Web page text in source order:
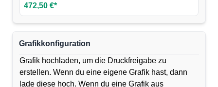
472,50 €*
Grafikkonfiguration
Grafik hochladen, um die Druckfreigabe zu
erstellen. Wenn du eine eigene Grafik hast, dann
lade diese hoch. Wenn du eine Grafik aus